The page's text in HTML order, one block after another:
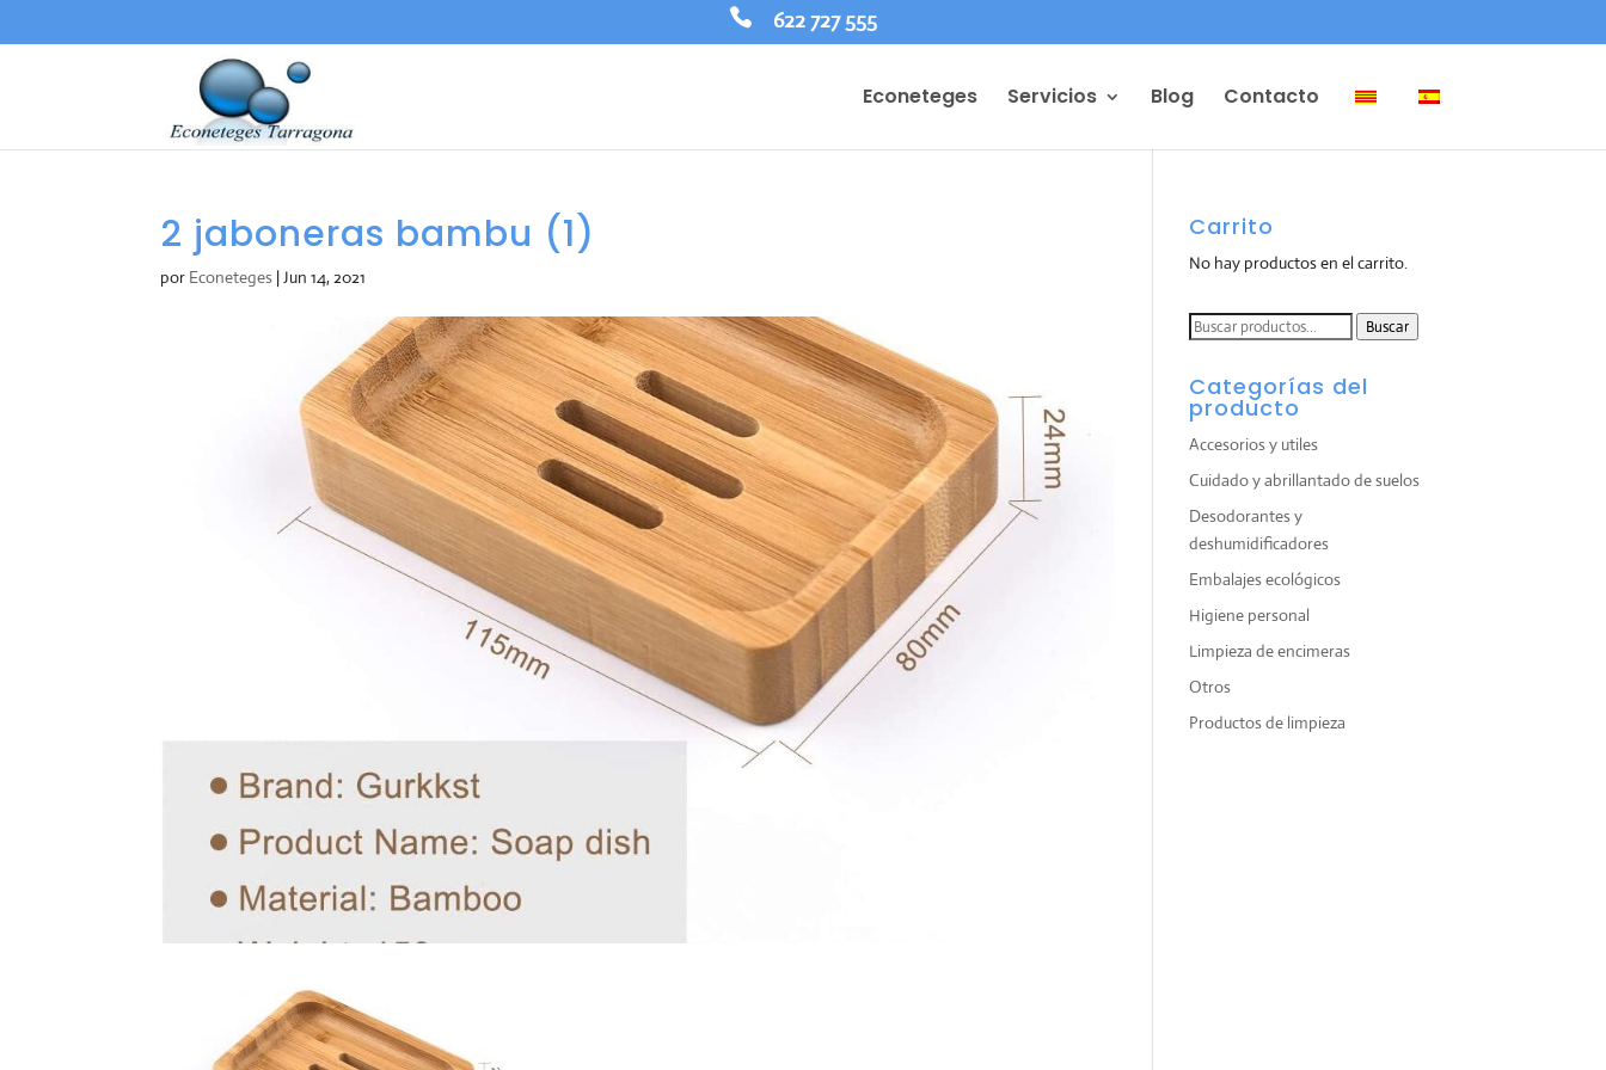
622 727 555
Econeteges Servicios Blog Contacto
2 jaboneras bambu (1)
por Econeteges |Jun 14, 2021
Carrito
No hay productos en el carrito.
Buscar
Buscar
Categorías del
producto
Accesorios y utiles
Cuidado y abrillantado de suelos
Desodorantes y
deshumidificadores
Embalajes ecológicos
Higiene personal
Limpieza de encimeras
Otros
Productos de limpieza